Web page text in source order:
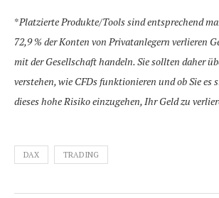
*Platzierte Produkte/Tools sind entsprechend
72,9 % der Konten von Privatanlegern verlieren
mit der Gesellschaft handeln. Sie sollten daher
verstehen, wie CFDs funktionieren und ob Sie es
dieses hohe Risiko einzugehen, Ihr Geld zu
DAX TRADING